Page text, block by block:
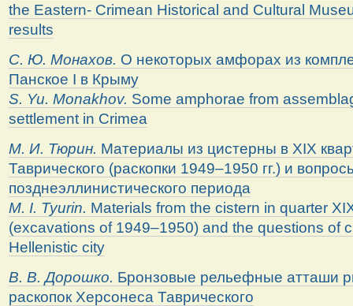
the Eastern- Crimean Historical and Cultural
results
С. Ю. Монахов. О некоторых амфорах из
Панское I в Крыму
S. Yu. Monakhov. Some amphorae from
settlement in Crimea
М. И. Тюрин. Материалы из цистерны в XIX
Таврического (раскопки 1949–1950 гг.) и
позднеэллинистического периода
M. I. Tyurin. Materials from the cistern in quarter
(excavations of 1949–1950) and the questions of
Hellenistic city
В. В. Дорошко. Бронзовые рельефные атташи
раскопок Херсонеса Таврического